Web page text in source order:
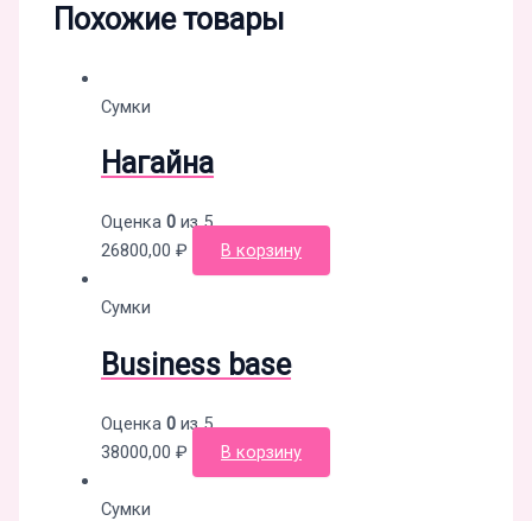
Похожие товары
Сумки
Нагайна
Оценка0 из 5
26800,00₽ В корзину
Сумки
Business base
Оценка0 из 5
38000,00₽ В корзину
Сумки